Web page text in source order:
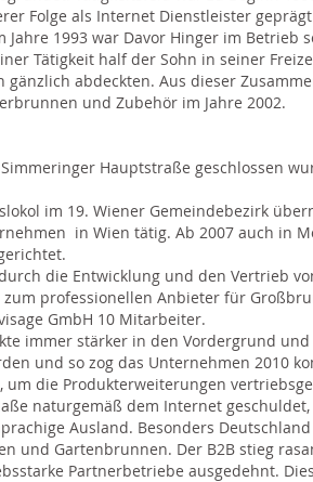
Folge als Internet Dienstleister
Jahre 1993 war Davor Hinger im
Tätigkeit half der Sohn in seiner
abdeckten. Aus dieser
und Zubehör im Jahre 2002.
Hauptstraße geschlossen
im 19. Wiener Gemeindebezirk
in Wien tätig. Ab 2007 auch in
die Entwicklung und den Vertrieb
professionellen Anbieter für
GmbH 10 Mitarbeiter.
immer stärker in den Vordergrund
und so zog das Unternehmen 2010
die Produkterweiterungen
naturgemäß dem Internet
Ausland. Besonders
und Gartenbrunnen. Der B2B stieg
Partnerbetriebe ausgedehnt.